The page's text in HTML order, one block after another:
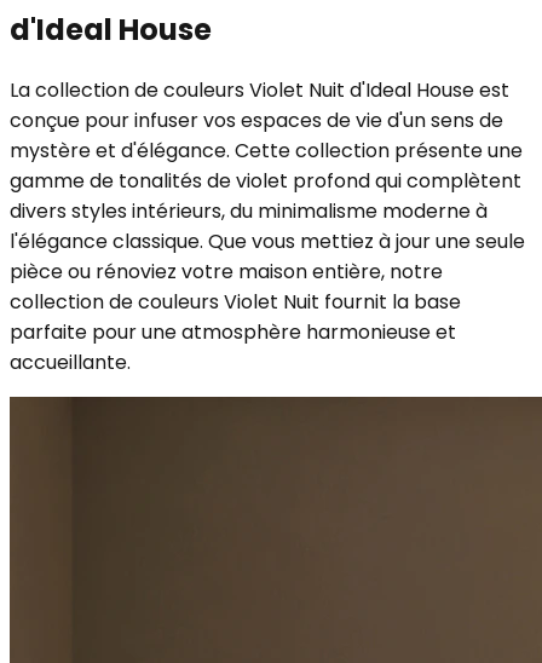
d'Ideal House
La collection de couleurs Violet Nuit d'Ideal House est
conçue pour infuser vos espaces de vie d'un sens de
mystère et d'élégance. Cette collection présente une
gamme de tonalités de violet profond qui complètent
divers styles intérieurs, du minimalisme moderne à
l'élégance classique. Que vous mettiez à jour une seule
pièce ou rénoviez votre maison entière, notre
collection de couleurs Violet Nuit fournit la base
parfaite pour une atmosphère harmonieuse et
accueillante.